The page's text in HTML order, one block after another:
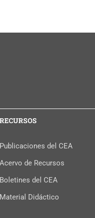
RECURSOS
Publicaciones del CEA
Acervo de Recursos
Boletines del CEA
Material Didáctico